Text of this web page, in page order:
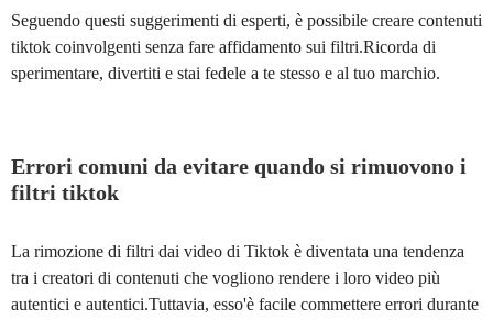
Seguendo questi suggerimenti di esperti, è possibile creare contenuti
tiktok coinvolgenti senza fare affidamento sui filtri.Ricorda di
sperimentare, divertiti e stai fedele a te stesso e al tuo marchio.
Errori comuni da evitare quando si rimuovono i
filtri tiktok
La rimozione di filtri dai video di Tiktok è diventata una tendenza
tra i creatori di contenuti che vogliono rendere i loro video più
autentici e autentici.Tuttavia, esso'è facile commettere errori durante